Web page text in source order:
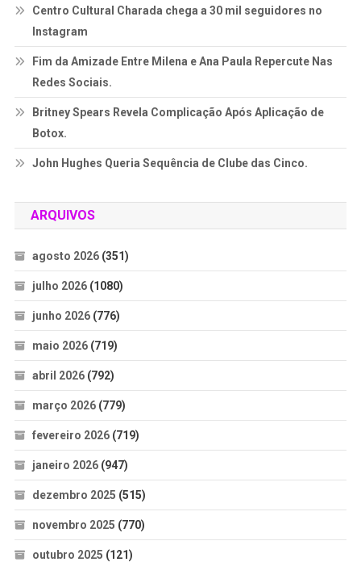
Centro Cultural Charada chega a 30 mil seguidores no
Instagram
Fim da Amizade Entre Milena e Ana Paula Repercute Nas
Redes Sociais.
Britney Spears Revela Complicação Após Aplicação de
Botox.
John Hughes Queria Sequência de Clube das Cinco.
ARQUIVOS
agosto 2026(351)
julho 2026(1080)
junho 2026(776)
maio 2026(719)
abril 2026(792)
março 2026(779)
fevereiro 2026(719)
janeiro 2026(947)
dezembro 2025 (515)
novembro 2025 (770)
outubro 2025 (121)